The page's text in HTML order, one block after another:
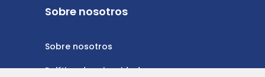
Sobre nosotros
Sobre nosotros
Política de privacidad